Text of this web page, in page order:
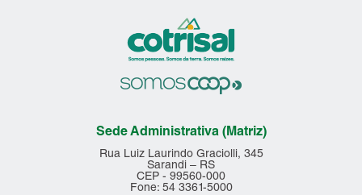
Sede Administrativa (Matriz)
Rua Luiz Laurindo Graciolli, 345
Sarandi – RS
CEP - 99560-000
Fone: 54 3361-5000